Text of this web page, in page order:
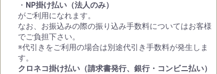
・ NP掛け払い（法人のみ）
がご利用になれます。
なお、お振込みの際の振り込み手数料についてはお客様
でご負担下さい。
※代引きをご利用の場合は別途代引き手数料が発生しま
す。
クロネコ掛け払い（請求書発行、銀行・コンビニ払い）